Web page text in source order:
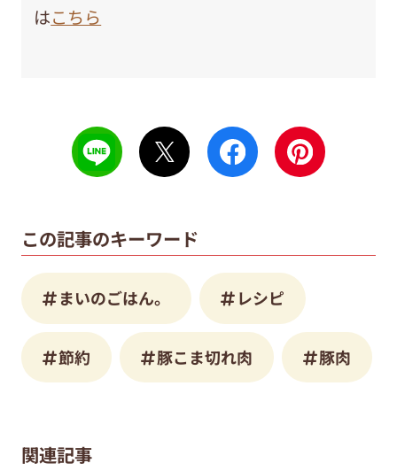
はこちら
この記事のキーワード
まいのごはん。 レシピ
節約 豚こま切れ肉 豚肉
関連記事